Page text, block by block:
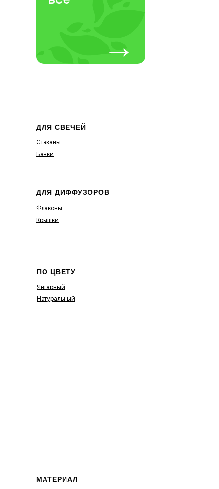
→
ДЛЯ СВЕЧЕЙ
Стаканы
Банки
ДЛЯ ДИФФУЗОРОВ
Флаконы
Крышки
ПО ЦВЕТУ
Янтарный
Натуральный
МАТЕРИАЛ